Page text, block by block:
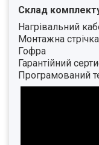
Склад
Нагрівальний
Монтажна стрічка
Гофра
Гарантійний
Програмований